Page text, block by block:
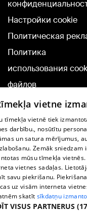
Настройки cookie
Политическая
Политика
использования
файлов
Добавление
комментариев
TВ-программа
Условия договора
360 Ziņu kontakti
Helio Media
vietne
tīmekļa vietnē tiek
darbību., nosūtītu
un satura mērījumus,
Zemāk
mūsu tīmekļa
vietnes sadaļas.
savu piekrišanu.
uz visām interneta
skatīt sīkdatņu
VISUS PARTNERUS